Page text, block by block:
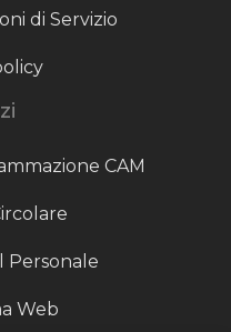
di Servizio
CAM
Personale
Web